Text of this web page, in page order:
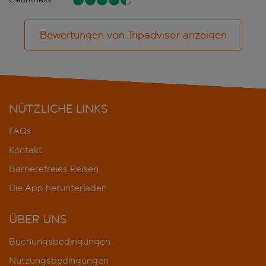
Bewertungen von Tripadvisor anzeigen
NÜTZLICHE LINKS
FAQs
Kontakt
Barrierefreies Reisen
Die App herunterladen
ÜBER UNS
Buchungsbedingungen
Nutzungsbedingungen